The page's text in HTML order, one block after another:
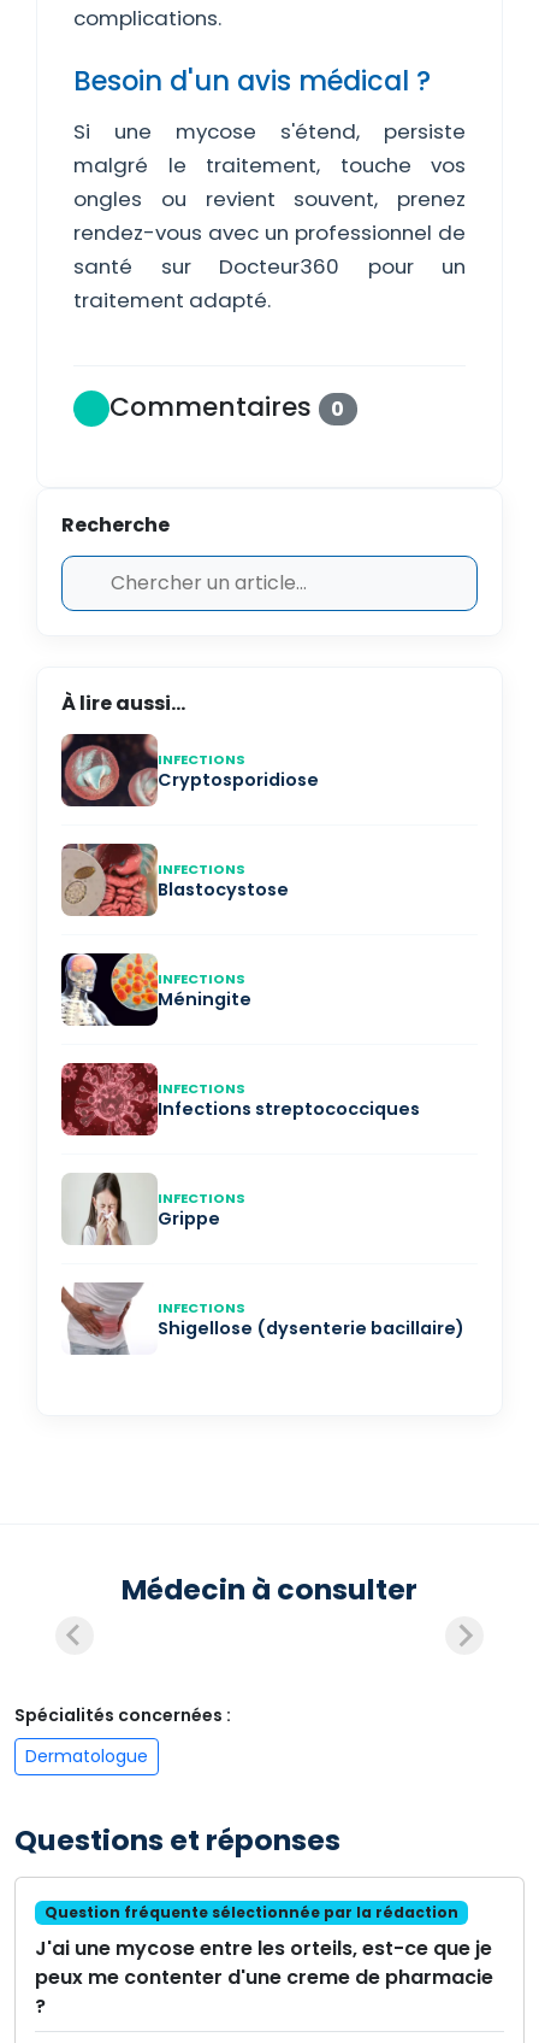
complications.
Besoin d'un avis médical ?
Si une mycose s'étend, persiste
malgré le traitement, touche vos
ongles ou revient souvent, prenez
rendez-vous avec un professionnel de
santé sur Docteur360 pour un
traitement adapté.
Commentaires 0
Recherche
À lire aussi...
INFECTIONS
Cryptosporidiose
INFECTIONS
Blastocystose
INFECTIONS
Méningite
INFECTIONS
Infections streptococciques
INFECTIONS
Grippe
INFECTIONS
Shigellose (dysenterie bacillaire)
Médecin à consulter
Spécialités concernées :
Dermatologue
Questions et réponses
Question fréquente sélectionnée par la rédaction
J'ai une mycose entre les orteils, est-ce que je
peux me contenter d'une creme de pharmacie
?